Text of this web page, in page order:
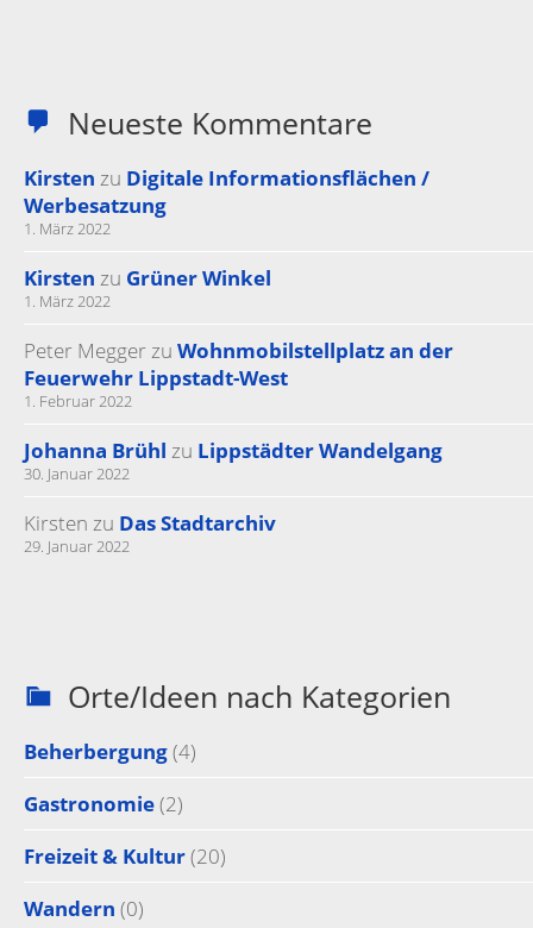
Neueste Kommentare
Kirsten zu Digitale Informationsflächen /
Werbesatzung
1. März 2022
Kirsten zu Grüner Winkel
1. März 2022
Peter Megger zu Wohnmobilstellplatz an der
Feuerwehr Lippstadt-West
1. Februar 2022
Johanna Brühl zu Lippstädter Wandelgang
30. Januar 2022
Kirsten zu Das Stadtarchiv
29. Januar 2022
Orte/Ideen nach Kategorien
Beherbergung(4)
Gastronomie(2)
Freizeit & Kultur(20)
Wandern (0)